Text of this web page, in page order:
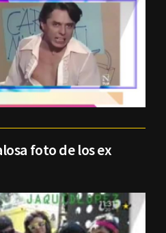
foto de los ex